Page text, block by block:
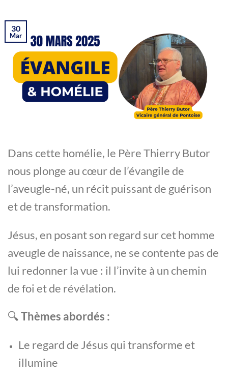
30
Mar
Dans cette homélie, le Père Thierry Butor
nous plonge au cœur de l’évangile de
l’aveugle-né, un récit puissant de guérison
et de transformation.
Jésus, en posant son regard sur cet homme
aveugle de naissance, ne se contente pas de
lui redonner la vue : il l’invite à un chemin
de foi et de révélation.
🔍Thèmes abordés :
Le regard de Jésus qui transforme et
illumine